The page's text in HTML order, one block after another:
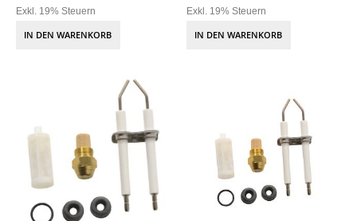
Exkl. 19% Steuern
IN DEN WARENKORB
Exkl. 19% Steuern
IN DEN WARENKORB